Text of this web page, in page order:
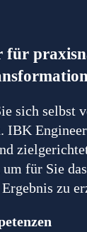
für
sich selbst
IBK
für Sie das
zu